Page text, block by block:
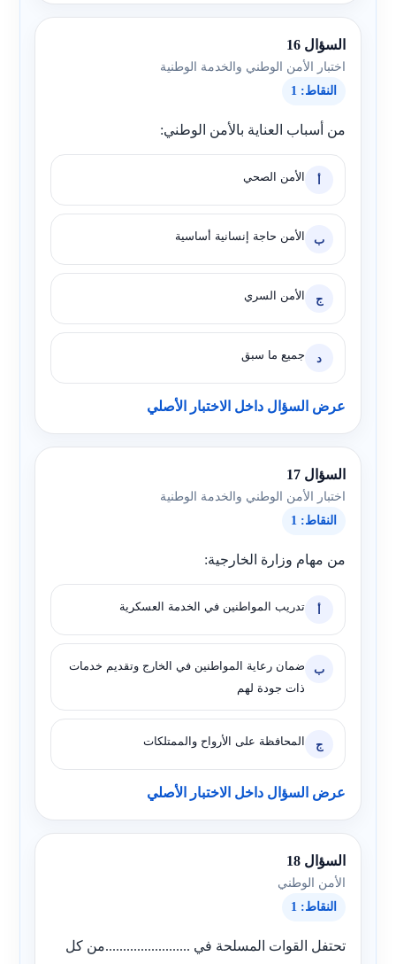
السؤال 16
اختبار الأمن الوطني والخدمة الوطنية
النقاط: 1
من أسباب العناية بالأمن الوطني:
أ الأمن الصحي
ب الأمن حاجة إنسانية أساسية
ج الأمن السري
د جميع ما سبق
عرض السؤال داخل الاختبار الأصلي
السؤال 17
اختبار الأمن الوطني والخدمة الوطنية
النقاط: 1
من مهام وزارة الخارجية:
أ تدريب المواطنين في الخدمة العسكرية
ب
ضمان رعاية المواطنين في الخارج وتقديم خدمات
ذات جودة لهم
ج المحافظة على الأرواح والممتلكات
عرض السؤال داخل الاختبار الأصلي
السؤال 18
الأمن الوطني
النقاط: 1
تحتفل القوات المسلحة في ........................من كل